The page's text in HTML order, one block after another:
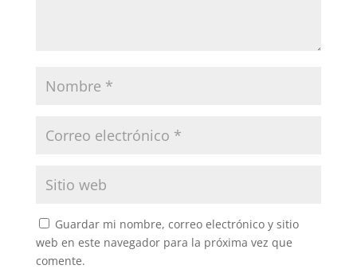
Guardar mi nombre, correo electrónico y sitio
web en este navegador para la próxima vez que
comente.